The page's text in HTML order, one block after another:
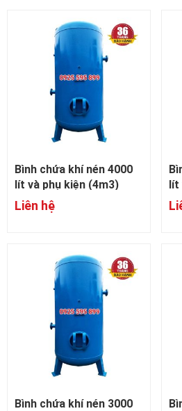
Bình chứa khí nén 4000
lít và phụ kiện (4m3)
Liên hệ
lít
Bình chứa khí nén 3000